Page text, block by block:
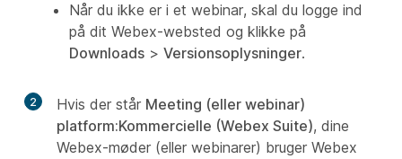
Når du ikke er i et webinar, skal du logge ind
på dit Webex-websted og klikke på
Downloads > Versionsoplysninger.
2 Hvis der står Meeting (eller webinar)
platform:Kommercielle (Webex Suite), dine
Webex-møder (eller webinarer) bruger Webex